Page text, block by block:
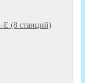
E (8 станций)